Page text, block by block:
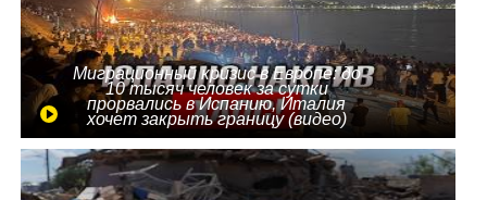
Миграционный кризис в Европе: до
10 тысяч человек за сутки
прорвались в Испанию, Италия
хочет закрыть границу (видео)